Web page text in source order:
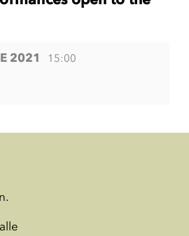
2021 15:00